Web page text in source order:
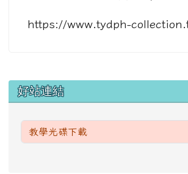
https://www.tydph-
左邊區域內容
好站連結